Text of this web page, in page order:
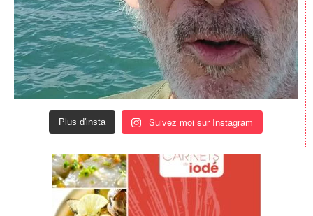
Plus d'insta Suivez moi sur Instagram